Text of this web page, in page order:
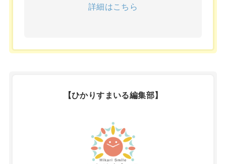
詳細はこちら
【ひかりすまいる編集部】